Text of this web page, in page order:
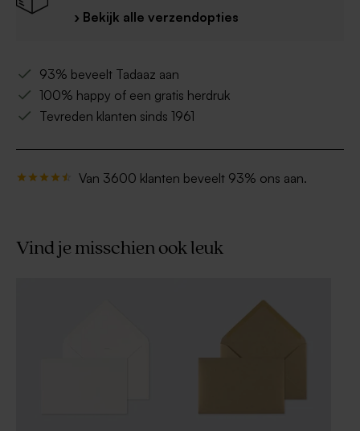
› Bekijk alle verzendopties
93% beveelt Tadaaz aan
100% happy of een gratis herdruk
Tevreden klanten sinds 1961
Van 3600 klanten beveelt 93% ons aan.
Vind je misschien ook leuk